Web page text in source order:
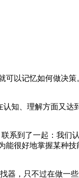
以记忆如何做决策
知、理解方面又达
到了一起：我们
很好地掌握某种
，只不过在做一